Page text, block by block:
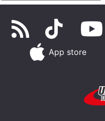
App store